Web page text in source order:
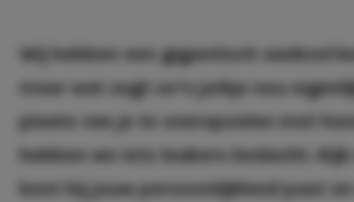
Wij hebben een gigantisch aanbod
maar wat zegt zo’n jurkje nou
plaats van je te overspoelen met
hebben we iets leukers bedacht. Kijk
best bij jouw persoonlijkheid past